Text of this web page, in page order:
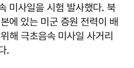
미사일을 시험 발사했다. 북
에 있는 미군 증원 전력이 배
해 극초음속 미사일 사거리
.